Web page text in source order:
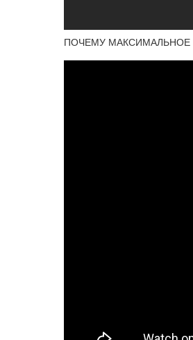
ПОЧЕМУ МАКСИМАЛЬНОЕ